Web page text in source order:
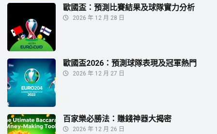
歐國盃：預測比賽結果及球隊實力分析
2026 年 12 月 28 日
歐國盃2026：預測球隊表現及冠軍熱門
2026 年 12 月 27 日
百家樂必勝法：賺錢神器大揭密
2026 年 12 月 26 日